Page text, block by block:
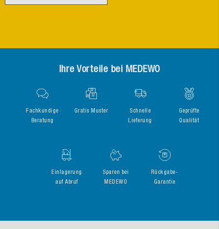
Ihre Vorteile bei MEDEWO
Fachkundige
Beratung
Gratis Muster
Schnelle
Lieferung
Geprüfte
Qualität
Einlagerung
auf Abruf
Sparen bei
MEDEWO
Rückgabe-
Garantie